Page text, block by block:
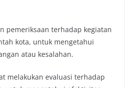
pemeriksaan terhadap kegiatan
kota, untuk mengetahui
atau kesalahan.
melakukan evaluasi terhadap